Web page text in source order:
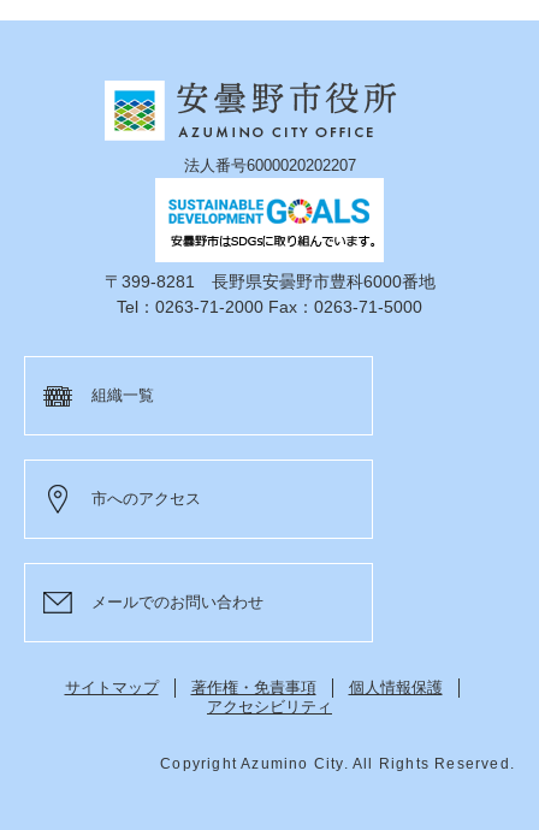
法人番号6000020202207
〒399-8281 長野県安曇野市豊科6000番地
Tel：0263-71-2000 Fax：0263-71-5000
組織一覧
市へのアクセス
メールでのお問い合わせ
サイトマップ 著作権・免責事項
個人情報保護
アクセシビリティ
Copyright Azumino City. All Rights Reserved.